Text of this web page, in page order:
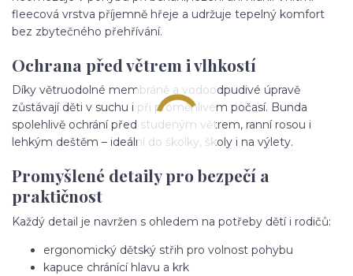
fleecová vrstva příjemně hřeje a udržuje tepelný komfort
bez zbytečného přehřívání.
Ochrana před větrem i vlhkostí
Díky větruodolné membráně a vodoodpudivé úpravě
zůstávají děti v suchu i při proměnlivém počasí. Bunda
spolehlivě ochrání před studeným větrem, ranní rosou i
lehkým deštěm – ideální do školky, školy i na výlety.
Promyšlené detaily pro bezpečí a
praktičnost
Každý detail je navržen s ohledem na potřeby dětí i rodičů:
ergonomický dětský střih pro volnost pohybu
kapuce chránící hlavu a krk